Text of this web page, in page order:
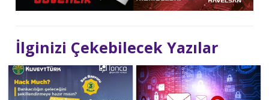
İlginizi Çekebilecek Yazılar